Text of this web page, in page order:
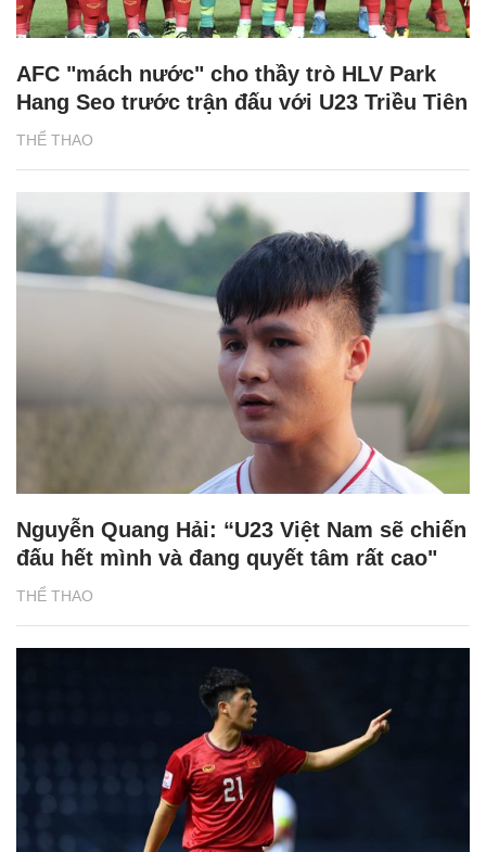
THỂ THAO
AFC "mách nước" cho thầy trò HLV Park
Hang Seo trước trận đấu với U23 Triều Tiên
THỂ THAO
Nguyễn Quang Hải: “U23 Việt Nam sẽ chiến
đấu hết mình và đang quyết tâm rất cao"